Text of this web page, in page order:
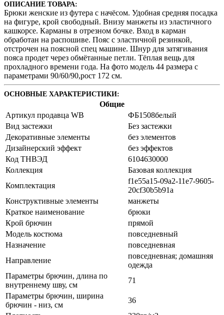
ОПИСАНИЕ ТОВАРА:
Брюки женские из футера с начёсом. Удобная средняя посадка
на фигуре, крой свободный. Внизу манжеты из эластичного
кашкорсе. Карманы в отрезном бочке. Вход в карман
обработан на распошиве. Пояс с эластичной резинкой,
отстрочен на поясной спец машине. Шнур для затягивания
пояса продет через обмётанные петли. Тёплая вещь для
прохладного времени года. На фото модель 44 размера с
параметрами 90/60/90,рост 172 см.
ОСНОВНЫЕ ХАРАКТЕРИСТИКИ:
Общие
Артикул продавца WB
ФБ1508белый
Вид застежки
Без застежки
Декоративные элементы
без элементов
Дизайнерский эффект
без эффектов
Код ТНВЭД
6104630000
Коллекция
Базовая коллекция
Комплектация
f1e55a15-09a2-11e7-9605-
20cf30b5b91a
Конструктивные элементы
манжеты
Краткое наименование
брюки
Крой брючин
прямой
Модель костюма
повседневный
Назначение
повседневная
Направление
повседневная; домашняя
одежда
Параметры брючин, длина по
внутреннему шву, см
71
Параметры брючин, ширина
брючин - низ, см
36